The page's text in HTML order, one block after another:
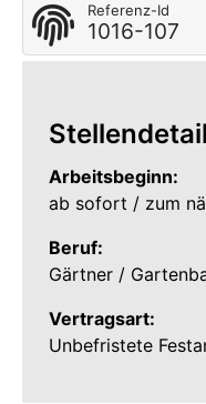
Referenz-Id
1016-107
Arbeitsbeginn:
ab sofort / zum
Beruf:
Gärtner /
Vertragsart:
Unbefristete